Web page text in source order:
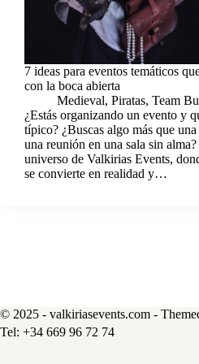
7 ideas para eventos temáticos
con la boca abierta
Medieval, Piratas, Team
¿Estás organizando un evento y
típico? ¿Buscas algo más que
una reunión en una sala sin
universo de Valkirias Events,
se convierte en realidad y…
© 2025 - valkiriasevents.com -